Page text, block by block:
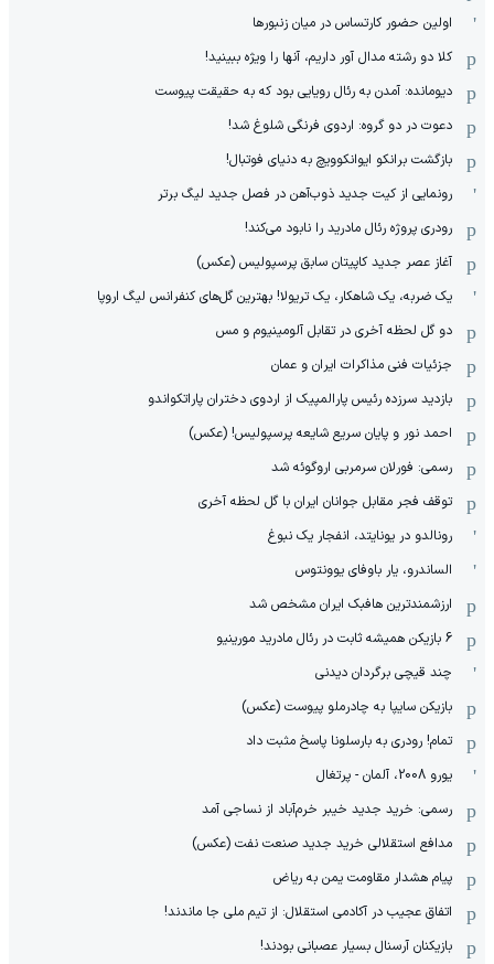
اولین حضور کارتساس در میان زنبورها
کلا دو‌ رشته مدال آور داریم، آنها را ویژه ببینید!
دیومانده: آمدن به رئال رویایی بود که به حقیقت پیوست
دعوت در دو گروه: اردوی فرنگی شلوغ شد!
بازگشت برانکو ایوانکوویچ به دنیای فوتبال!
رونمایی از کیت جدید ذوب‌آهن در فصل جدید لیگ برتر
رودری پروژه رئال مادرید را نابود می‌کند!
آغاز عصر جدید کاپیتان سابق پرسپولیس (عکس)
یک ضربه، یک شاهکار، یک تریولا! بهترین گل‌های کنفرانس لیگ اروپا
دو گل لحظه آخری در تقابل آلومینیوم و مس
جزئیات فنی مذاکرات ایران و عمان
بازدید سرزده رئیس پارالمپیک از اردوی دختران پاراتکواندو
احمد نور و پایان سریع شایعه پرسپولیس! (عکس)
رسمی: فورلان سرمربی اروگوئه شد
توقف فجر مقابل جوانان ایران با گل لحظه آخری
رونالدو در یونایتد، انفجار یک نبوغ
الساندرو، یار باوفای یوونتوس
ارزشمندترین هافبک ایران مشخص شد
6 بازیکن همیشه ثابت در رئال مادرید مورینیو
چند قیچی برگردان دیدنی
بازیکن سایپا به چادرملو پیوست (عکس)
تمام! رودری به بارسلونا پاسخ مثبت داد
یورو 2008، آلمان - پرتغال
رسمی: خرید جدید خیبر خرم‌آباد از نساجی آمد
مدافع استقلالی خرید جدید صنعت نفت (عکس)
پیام هشدار مقاومت یمن به ریاض
اتفاق عجیب در آکادمی استقلال: از تیم ملی جا ماندند!
بازیکنان آرسنال بسیار عصبانی بودند!